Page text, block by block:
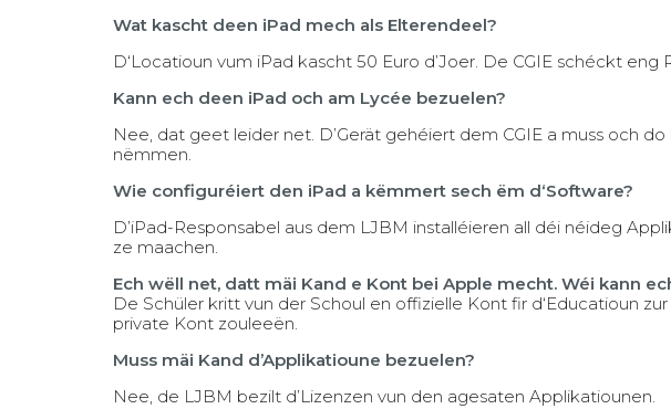
Wat kascht deen iPad mech als Elterendeel?
D‘Locatioun vum iPad kascht 50 Euro d’Joer. De CGIE schéckt eng
Kann ech deen iPad och am Lycée bezuelen?
Nee, dat geet leider net. D’Gerät gehéiert dem CGIE a muss och
nëmmen.
Wie configuréiert den iPad a këmmert sech ëm d‘Software?
D’iPad-Responsabel aus dem LJBM installéieren all déi néideg
ze maachen.
Ech wëll net, datt mäi Kand e Kont bei Apple mecht. Wéi kann
De Schüler kritt vun der Schoul en offizielle Kont fir d‘Educatioun
private Kont zouleeën.
Muss mäi Kand d’Applikatioune bezuelen?
Nee, de LJBM bezilt d’Lizenzen vun den agesaten Applikatiounen.